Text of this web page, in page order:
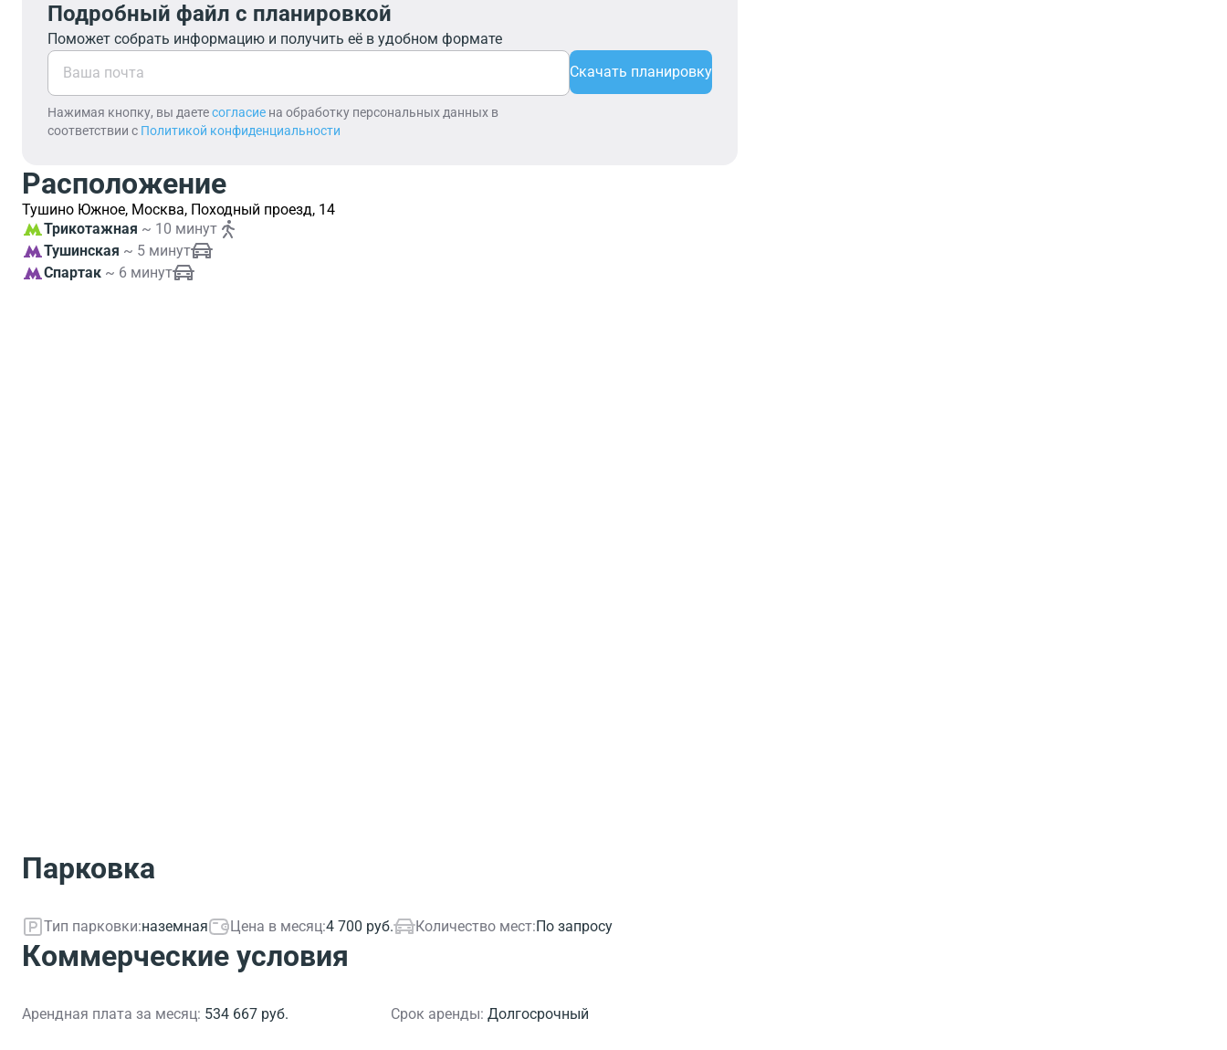
Подробный файл с планировкой
Поможет собрать информацию и получить её в удобном формате
Нажимая кнопку, вы даетесогласие на обработку персональных данных в
соответствии с Политикой конфиденциальности
Скачать планировку
Расположение
Тушино Южное, Москва, Походный проезд, 14
Трикотажная ~ 10 минут
Тушинская ~ 5 минут
Спартак ~ 6 минут
Парковка
Тип парковки:наземная Цена в месяц:4 700 руб. Количество мест:По запросу
Коммерческие условия
Арендная плата за месяц: 534 667 руб. Срок аренды: Долгосрочный